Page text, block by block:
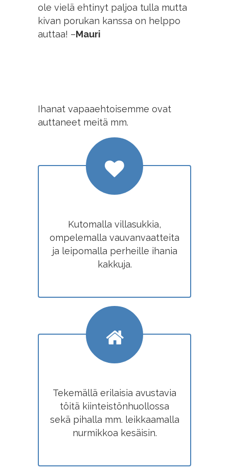
ole vielä ehtinyt paljoa tulla mutta
kivan porukan kanssa on helppo
auttaa! –Mauri
Ihanat vapaaehtoisemme ovat
auttaneet meitä mm.
Kutomalla villasukkia,
ompelemalla vauvanvaatteita
ja leipomalla perheille ihania
kakkuja.
Tekemällä erilaisia avustavia
töitä kiinteistönhuollossa
sekä pihalla mm. leikkaamalla
nurmikkoa kesäisin.